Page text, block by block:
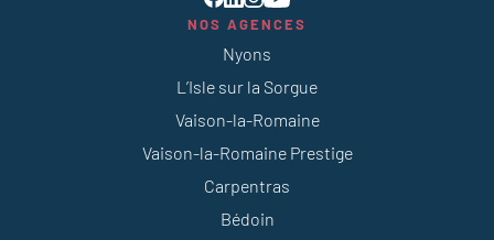
NOS AGENCES
Nyons
L’Isle sur la Sorgue
Vaison-la-Romaine
Vaison-la-Romaine Prestige
Carpentras
Bédoin